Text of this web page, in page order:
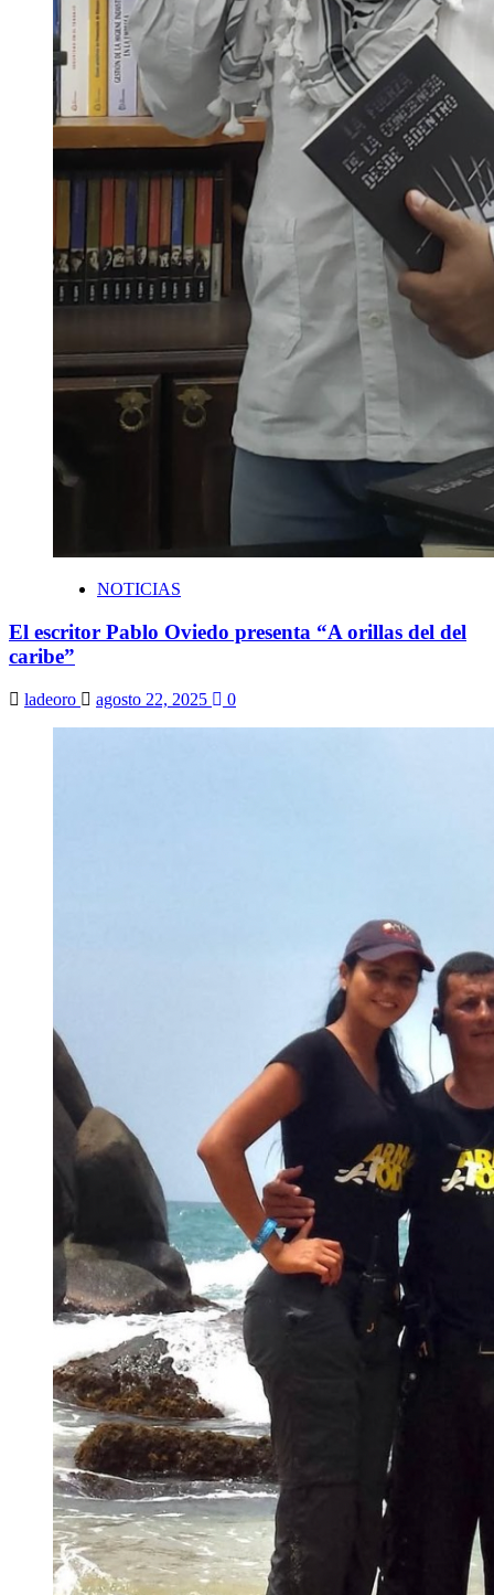
NOTICIAS
El escritor Pablo Oviedo presenta “A orillas del del
caribe”
ladeoro agosto 22, 2025 0